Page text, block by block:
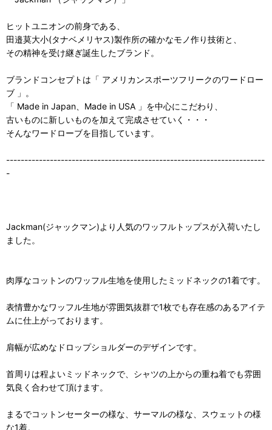
ヒットユニオンの前身である、
田邉莫大小(タナベメリヤス)製作所の確かなモノ作り技術と、
その精神を受け継ぎ誕生したブランド。
ブランドコンセプトは「 アメリカンスポーツフリークのワードロー
ブ 」。
「 Made in Japan、Made in USA 」を中心にこだわり、
古いものに新しいものを加えて完成させていく・・・
そんなワードローブを目指しています。
-----------------------------------------------------------------------
-
Jackman(ジャックマン)より人気のワッフルトップスが入荷いたし
ました。
肉厚なコットンのワッフル生地を使用したミッドネックの1着です。
表情豊かなワッフル生地が雰囲気抜群で1枚でも存在感のあるアイテ
ムに仕上がっております。
肩幅が広めなドロップショルダーのデザインです。
首周りは程よいミッドネックで、シャツの上からの重ね着でも雰囲
気良く合わせて頂けます。
まるでコットンセーターの様な、サーマルの様な、スウェットの様
な1着。